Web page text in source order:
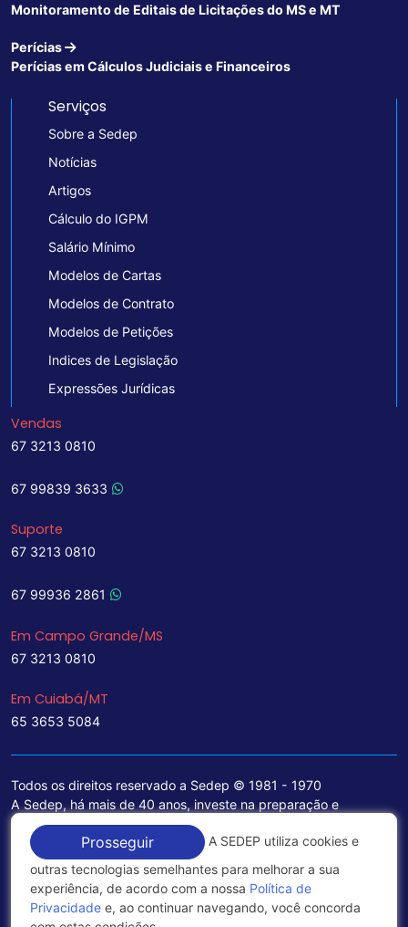
Monitoramento de Editais de Licitações do MS e MT
Perícias
Perícias em Cálculos Judiciais e Financeiros
Serviços
Sobre a Sedep
Notícias
Artigos
Cálculo do IGPM
Salário Mínimo
Modelos de Cartas
Modelos de Contrato
Modelos de Petições
Indices de Legislação
Expressões Jurídicas
Vendas
67 3213 0810
67 99839 3633
Suporte
67 3213 0810
67 99936 2861
Em Campo Grande/MS
67 3213 0810
Em Cuiabá/MT
65 3653 5084
Todos os direitos reservado a Sedep © 1981 - 1970
A Sedep, há mais de 40 anos, investe na preparação e
treinamento de funcionários e na aquisição de tecnologia de
ponta para a ampliação de seu portfólio de serviços voltados
para a área jurídica, que contemplam informações seguras e
excelentes soluções empresariais.
Política de Privacidade
Prosseguir
A SEDEP utiliza cookies e
outras tecnologias semelhantes para melhorar a sua
experiência, de acordo com a nossa Política de
Privacidade e, ao continuar navegando, você concorda